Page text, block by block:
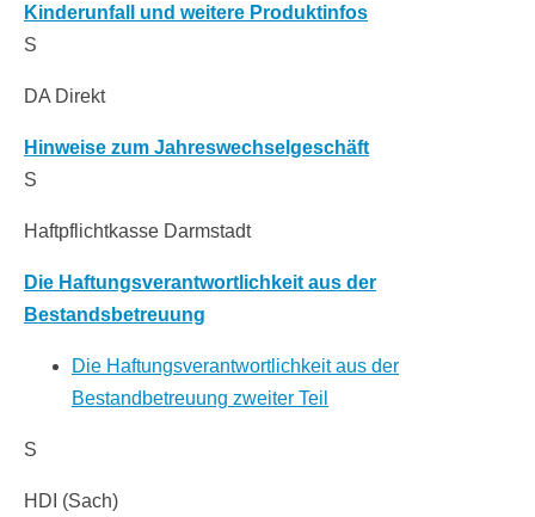
Kinderunfall und weitere Produktinfos
S
DA Direkt
Hinweise zum Jahreswechselgeschäft
S
Haftpflichtkasse Darmstadt
Die Haftungsverantwortlichkeit aus der
Bestandsbetreuung
Die Haftungsverantwortlichkeit aus der
Bestandbetreuung zweiter Teil
S
HDI (Sach)